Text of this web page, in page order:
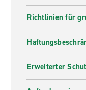
Richtlinien für
Erweiterter